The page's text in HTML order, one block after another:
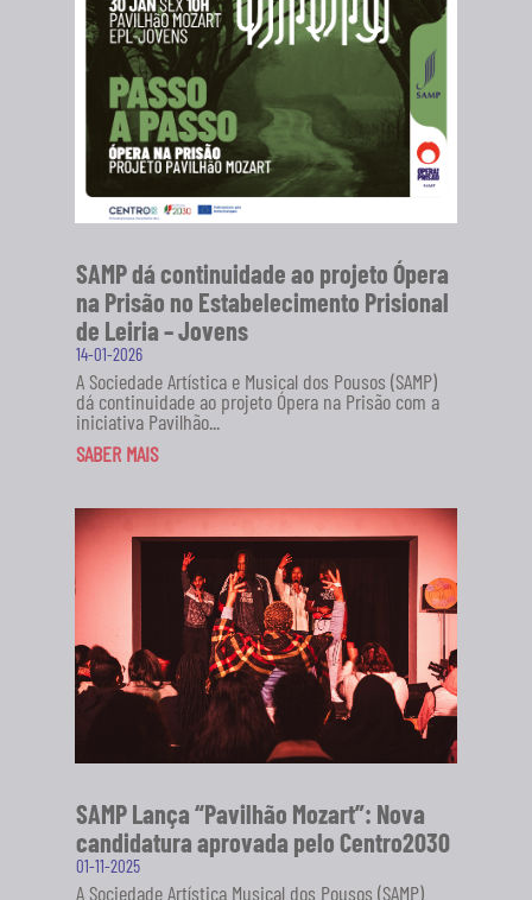
SAMP dá continuidade ao projeto Ópera
na Prisão no Estabelecimento Prisional
de Leiria – Jovens
14-01-2026
A Sociedade Artística e Musical dos Pousos (SAMP)
dá continuidade ao projeto Ópera na Prisão com a
iniciativa Pavilhão...
SABER MAIS
SAMP Lança “Pavilhão Mozart”: Nova
candidatura aprovada pelo Centro2030
01-11-2025
A Sociedade Artística Musical dos Pousos (SAMP)